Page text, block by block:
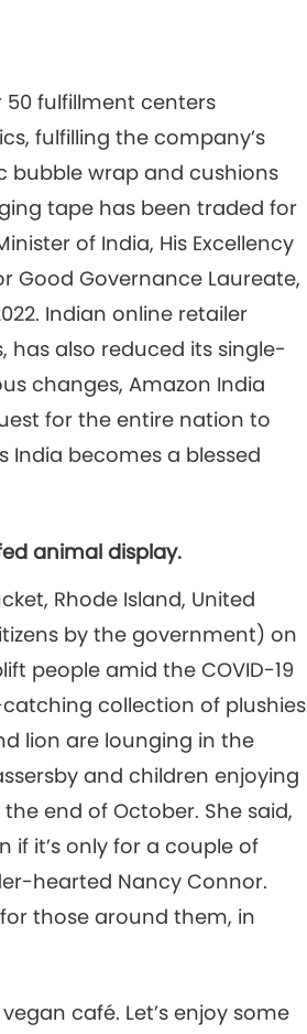
50 fulfillment centers
fulfilling the company’s
bubble wrap and cushions
tape has been traded for
of India, His Excellency
Good Governance Laureate,
Indian online retailer
has also reduced its single-
changes, Amazon India
for the entire nation to
India becomes a blessed
animal display.
Rhode Island, United
by the government) on
people amid the COVID-19
collection of plushies
lion are lounging in the
and children enjoying
end of October. She said,
if it’s only for a couple of
hearted Nancy Connor.
those around them, in
café. Let’s enjoy some